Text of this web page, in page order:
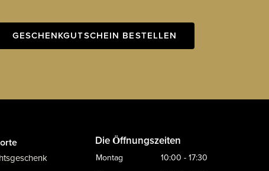
GESCHENKGUTSCHEIN BESTELLEN
Die Öffnungszeiten
Montag
10:00 - 17:30